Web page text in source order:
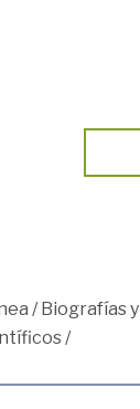
/Biografías
/